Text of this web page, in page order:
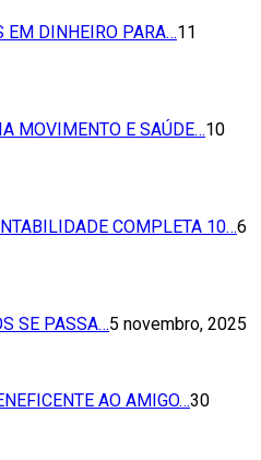
EM DINHEIRO PARA…11
MOVIMENTO E SAÚDE…10
COMPLETA 10…6
SE PASSA…5 novembro, 2025
AO AMIGO…30